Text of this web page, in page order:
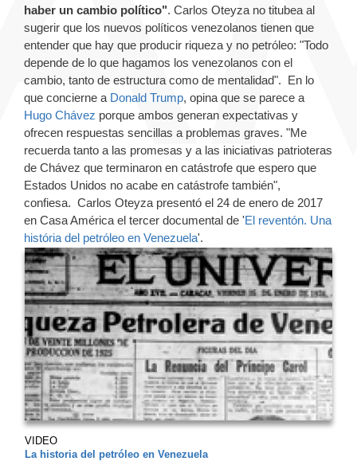
haber un cambio político". Carlos Oteyza no titubea al
sugerir que los nuevos políticos venezolanos tienen que
entender que hay que producir riqueza y no petróleo: "Todo
depende de lo que hagamos los venezolanos con el
cambio, tanto de estructura como de mentalidad". En lo
que concierne a Donald Trump, opina que se parece a
Hugo Chávez porque ambos generan expectativas y
ofrecen respuestas sencillas a problemas graves. "Me
recuerda tanto a las promesas y a las iniciativas patrioteras
de Chávez que terminaron en catástrofe que espero que
Estados Unidos no acabe en catástrofe también",
confiesa. Carlos Oteyza presentó el 24 de enero de 2017
en Casa América el tercer documental de 'El reventón. Una
história del petróleo en Venezuela'.
VIDEO
La historia del petróleo en Venezuela